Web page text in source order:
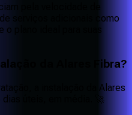
pela velocidade de
serviços adicionais como
o plano ideal para suas
da Alares Fibra?
a instalação da Alares
úteis, em média. 🚀